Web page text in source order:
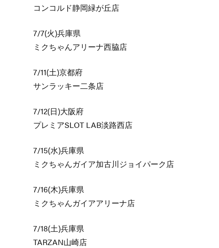
コンコルド静岡緑が丘店
7/7(火)兵庫県
ミクちゃんアリーナ西脇店
7/11(土)京都府
サンラッキー二条店
7/12(日)大阪府
プレミアSLOT LAB淡路西店
7/15(水)兵庫県
ミクちゃんガイア加古川ジョイパーク店
7/16(木)兵庫県
ミクちゃんガイアアリーナ店
7/18(土)兵庫県
TARZAN山崎店